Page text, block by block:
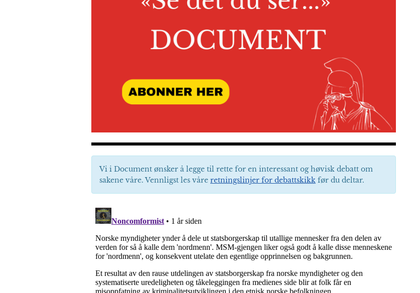
Vi i Document ønsker å legge til rette for en interessant og høvisk debatt om
sakene våre. Vennligst les våre retningslinjer for debattskikk før du deltar.